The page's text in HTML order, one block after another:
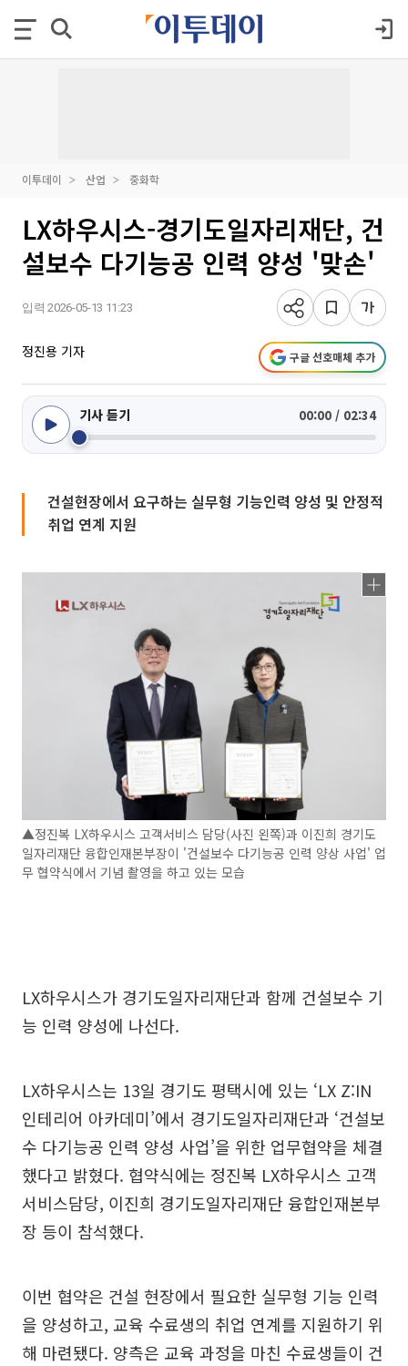
이투데이 산업 중화학
LX하우시스-경기도일자리재단, 건
설보수 다기능공 인력 양성 '맞손'
입력 2026-05-13 11:23
정진용 기자 구글 선호매체 추가
기사 듣기 00:00 / 02:34
건설현장에서 요구하는 실무형 기능인력 양성 및 안정적
취업 연계 지원
▲정진복 LX하우시스 고객서비스 담당(사진 왼쪽)과 이진희 경기도
일자리재단 융합인재본부장이 '건설보수 다기능공 인력 양상 사업' 업
무 협약식에서 기념 촬영을 하고 있는 모습
LX하우시스가 경기도일자리재단과 함께 건설보수 기
능 인력 양성에 나선다.
LX하우시스는 13일 경기도 평택시에 있는 ‘LX Z:IN
인테리어 아카데미’에서 경기도일자리재단과 ‘건설보
수 다기능공 인력 양성 사업’을 위한 업무협약을 체결
했다고 밝혔다. 협약식에는 정진복 LX하우시스 고객
서비스담당, 이진희 경기도일자리재단 융합인재본부
장 등이 참석했다.
이번 협약은 건설 현장에서 필요한 실무형 기능 인력
을 양성하고, 교육 수료생의 취업 연계를 지원하기 위
해 마련됐다. 양측은 교육 과정을 마친 수료생들이 건